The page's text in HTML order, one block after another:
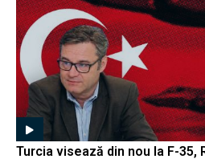
Turcia visează din nou la F-35,